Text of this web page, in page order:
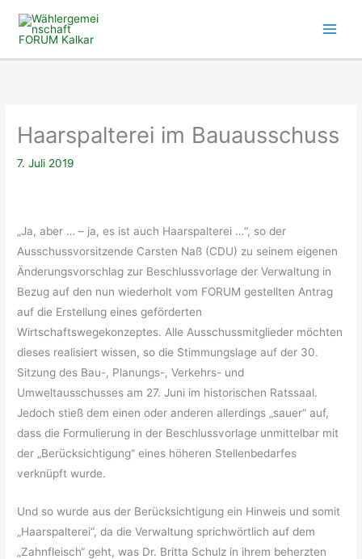
Inhalt
Haarspalterei im Bauausschuss
7. Juli 2019
„Ja, aber … – ja, es ist auch Haarspalterei …“, so der
Ausschussvorsitzende Carsten Naß (CDU) zu seinem eigenen
Änderungsvorschlag zur Beschlussvorlage der Verwaltung in
Bezug auf den nun wiederholt vom FORUM gestellten Antrag
auf die Erstellung eines geförderten
Wirtschaftswegekonzeptes. Alle Ausschussmitglieder möchten
dieses realisiert wissen, so die Stimmungslage auf der 30.
Sitzung des Bau-, Planungs-, Verkehrs- und
Umweltausschusses am 27. Juni im historischen Ratssaal.
Jedoch stieß dem einen oder anderen allerdings „sauer“ auf,
dass die Formulierung in der Beschlussvorlage unmittelbar mit
der „Berücksichtigung“ eines höheren Stellenbedarfes
verknüpft wurde.
Und so wurde aus der Berücksichtigung ein Hinweis und somit
„Haarspalterei“, da die Verwaltung sprichwörtlich auf dem
„Zahnfleisch“ geht, was Dr. Britta Schulz in ihrem beherzten